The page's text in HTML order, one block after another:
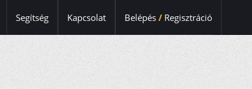
Segítség Kapcsolat Belépés /Regisztráció